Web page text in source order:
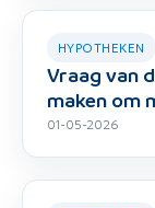
HYPOTHEKEN
Vraag van
maken om
01-05-2026